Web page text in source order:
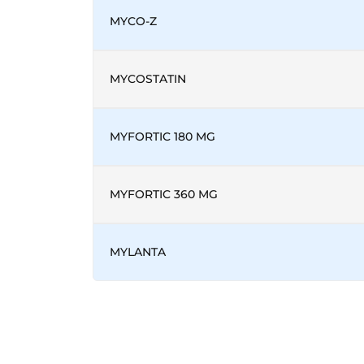
MYCO-Z
MYCOSTATIN
MYFORTIC 180 MG
MYFORTIC 360 MG
MYLANTA